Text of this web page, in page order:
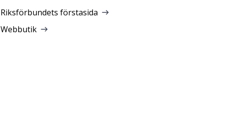
Riksförbundets förstasida
Webbutik